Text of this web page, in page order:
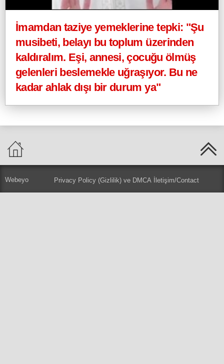
İmamdan taziye yemeklerine tepki: "Şu
musibeti, belayı bu toplum üzerinden
kaldıralım. Eşi, annesi, çocuğu ölmüş
gelenleri beslemekle uğraşıyor. Bu ne
kadar ahlak dışı bir durum ya"
Webeyo Privacy Policy (Gizlilik) ve DMCA İletişim/Contact